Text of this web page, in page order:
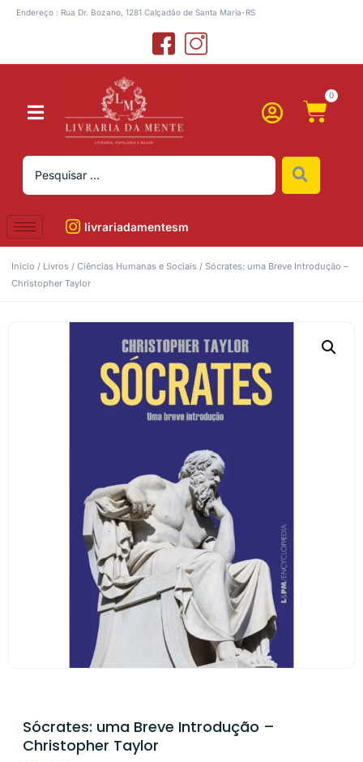
Endereço : Rua Dr. Bozano, 1281 Calçadão de Santa Maria-RS
0
livrariadamentesm
Início / Livros / Ciências Humanas e Sociais / Sócrates: uma Breve Introdução –
Christopher Taylor
Sócrates: uma Breve Introdução –
Christopher Taylor